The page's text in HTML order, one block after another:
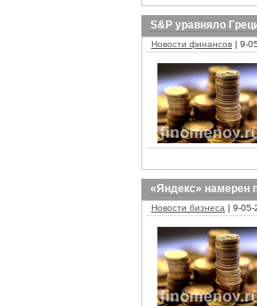
S&P уравняло
Новости финансов | 9-
«Яндекс» намерен
Новости бизнеса | 9-05-